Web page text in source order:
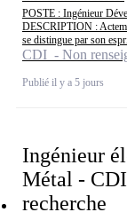
POSTE : Ingénieur
DESCRIPTION :
se distingue par son
CDI - Non
Publié il y a 5 jours
Ingénieur
Métal -
recherche